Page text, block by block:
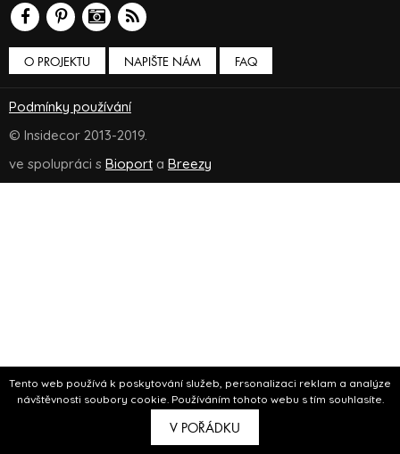
Tento web používá k poskytování služeb, personalizaci reklam a analýze
návštěvnosti soubory cookie. Používáním tohoto webu s tím souhlasíte.
V POŘÁDKU
O PROJEKTU NAPIŠTE NÁM FAQ
Podmínky používání
© Insidecor 2013-2019.
ve spolupráci s Bioport a Breezy